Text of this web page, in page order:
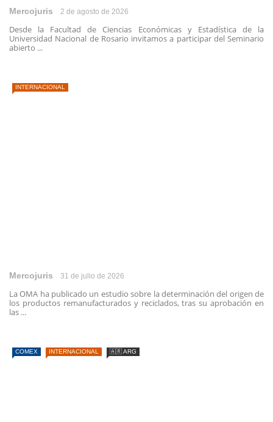
Mercojuris 2 de agosto de 2026
Desde la Facultad de Ciencias Económicas y Estadística de la
Universidad Nacional de Rosario invitamos a participar del Seminario
abierto ...
INTERNACIONAL
Mercojuris 31 de julio de 2026
La OMA ha publicado un estudio sobre la determinación del origen de
los productos remanufacturados y reciclados, tras su aprobación en
las ...
COMEX INTERNACIONAL 🇦🇷 ARG